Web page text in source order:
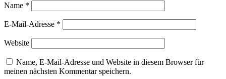
Name *
E-Mail-Adresse *
Website
Name, E-Mail-Adresse und Website in diesem Browser für
meinen nächsten Kommentar speichern.